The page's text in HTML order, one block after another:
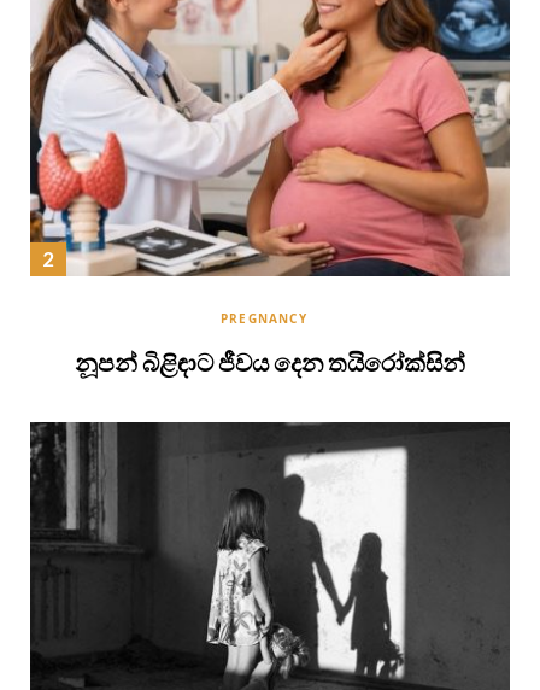
PREGNANCY
නූපන් බිළිඳාට ජීවය දෙන තයිරෝක්සින්